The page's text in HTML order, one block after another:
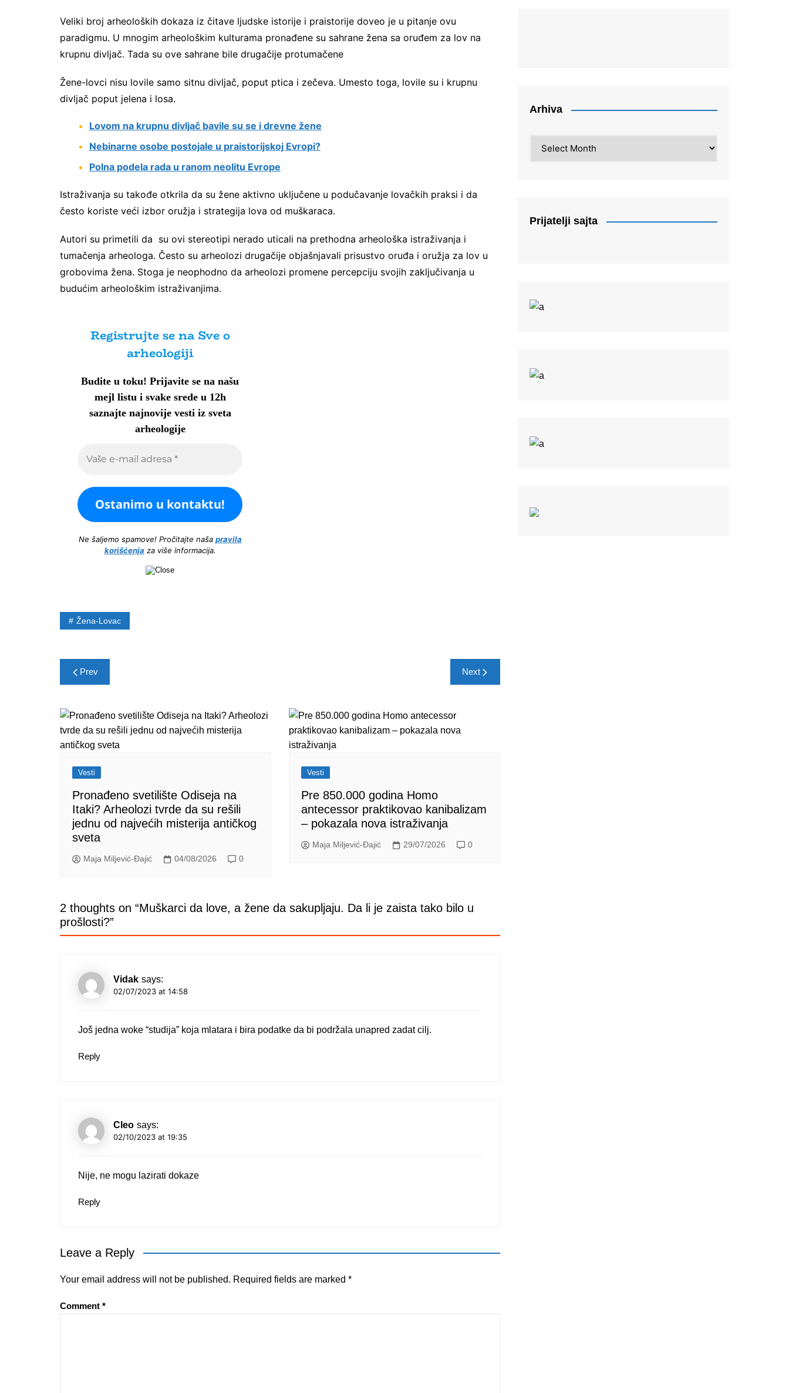
Veliki broj arheoloških dokaza iz čitave ljudske istorije i praistorije doveo je u pitanje ovu
paradigmu. U mnogim arheološkim kulturama pronađene su sahrane žena sa oruđem za lov na
krupnu divljač. Tada su ove sahrane bile drugačije protumačene
Žene-lovci nisu lovile samo sitnu divljač, poput ptica i zečeva. Umesto toga, lovile su i krupnu
divljač poput jelena i losa.
Lovom na krupnu divljač bavile su se i drevne žene
Nebinarne osobe postojale u praistorijskoj Evropi?
Polna podela rada u ranom neolitu Evrope
Istraživanja su takođe otkrila da su žene aktivno uključene u podučavanje lovačkih praksi i da
često koriste veći izbor oružja i strategija lova od muškaraca.
Autori su primetili da su ovi stereotipi nerado uticali na prethodna arheološka istraživanja i
tumačenja arheologa. Često su arheolozi drugačije objašnjavali prisustvo oruđa i oružja za lov u
grobovima žena. Stoga je neophodno da arheolozi promene percepciju svojih zaključivanja u
budućim arheološkim istraživanjima.
Registrujte se na Sve o
arheologiji
Budite u toku! Prijavite se na našu
mejl listu i svake srede u 12h
saznajte najnovije vesti iz sveta
arheologije
Ne šaljemo spamove! Pročitajte naša pravila
korišćenja za više informacija.
Žena-Lovac
Post
navigation
Prev Next
Vesti
Pronađeno svetilište Odiseja na
Itaki? Arheolozi tvrde da su rešili
jednu od najvećih misterija antičkog
sveta
Maja Miljević-Đajić 04/08/2026 0
Vesti
Pre 850.000 godina Homo
antecessor praktikovao kanibalizam
– pokazala nova istraživanja
Maja Miljević-Đajić 29/07/2026 0
2 thoughts on “Muškarci da love, a žene da sakupljaju. Da li je zaista tako bilo u
prošlosti?”
Vidak says:
02/07/2023 at 14:58
Još jedna woke “studija” koja mlatara i bira podatke da bi podržala unapred zadat cilj.
Reply
Cleo says:
02/10/2023 at 19:35
Nije, ne mogu lazirati dokaze
Reply
Leave a Reply
Your email address will not be published. Required fields are marked *
Comment *
Arhiva
Prijatelji sajta